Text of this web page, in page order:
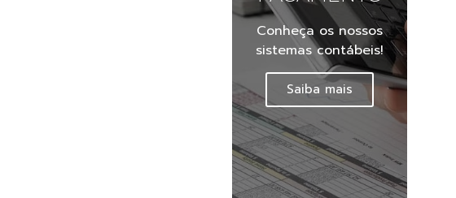
Conheça os nossos
sistemas contábeis!
Saiba mais